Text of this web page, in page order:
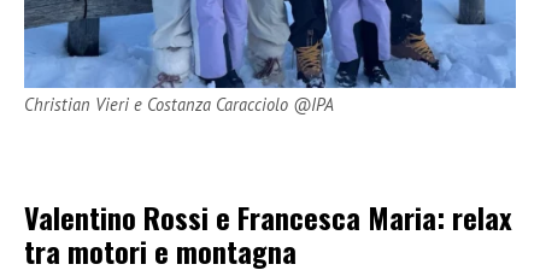
Christian Vieri e Costanza Caracciolo @IPA
Valentino Rossi e Francesca Maria: relax
tra motori e montagna